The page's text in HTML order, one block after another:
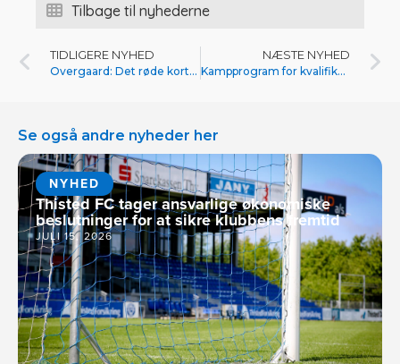
Tilbage til nyhederne
TIDLIGERE NYHED
Overgaard: Det røde kort har noget at sige
NÆSTE NYHED
Kampprogram for kvalifikationsspil er klar
Se også andre nyheder her
NYHED
Thisted FC tager ansvarlige økonomiske
beslutninger for at sikre klubbens fremtid
JULI 15, 2026